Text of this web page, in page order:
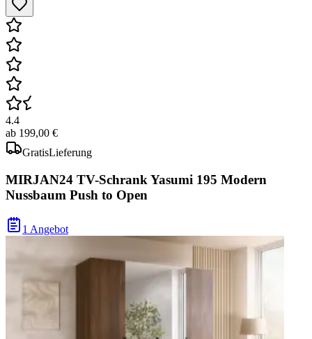
4.4
ab 199,00 €
GratisLieferung
MIRJAN24 TV-Schrank Yasumi 195 Modern
Nussbaum Push to Open
1 Angebot